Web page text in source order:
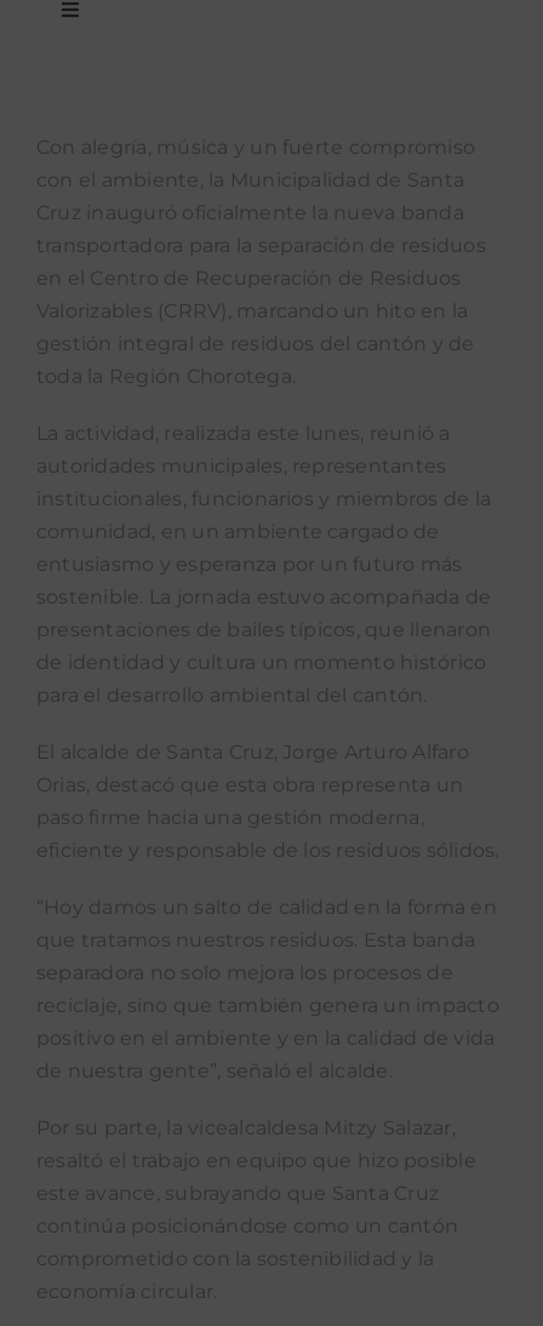
Toggle
Noticias mUEve
Boletin Accion Municipal
Podcast “Qué Dicen Las Munis”
Con alegría, música y un fuerte compromiso
con el ambiente, la Municipalidad de Santa
Cruz inauguró oficialmente la nueva banda
transportadora para la separación de residuos
en el Centro de Recuperación de Residuos
Valorizables (CRRV), marcando un hito en la
gestión integral de residuos del cantón y de
toda la Región Chorotega.
La actividad, realizada este lunes, reunió a
autoridades municipales, representantes
institucionales, funcionarios y miembros de la
comunidad, en un ambiente cargado de
entusiasmo y esperanza por un futuro más
sostenible. La jornada estuvo acompañada de
presentaciones de bailes típicos, que llenaron
de identidad y cultura un momento histórico
para el desarrollo ambiental del cantón.
El alcalde de Santa Cruz, Jorge Arturo Alfaro
Orias, destacó que esta obra representa un
paso firme hacia una gestión moderna,
eficiente y responsable de los residuos sólidos.
“Hoy damos un salto de calidad en la forma en
que tratamos nuestros residuos. Esta banda
separadora no solo mejora los procesos de
reciclaje, sino que también genera un impacto
positivo en el ambiente y en la calidad de vida
de nuestra gente”, señaló el alcalde.
Por su parte, la vicealcaldesa Mitzy Salazar,
resaltó el trabajo en equipo que hizo posible
este avance, subrayando que Santa Cruz
continúa posicionándose como un cantón
comprometido con la sostenibilidad y la
economía circular.